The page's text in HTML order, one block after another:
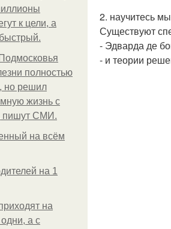
к цели, а
полностью
но решил
жизнь с
пишут СМИ.
на всём
на 1
на
а с
2. научитесь
Существуют
- Эдварда де
- и теории